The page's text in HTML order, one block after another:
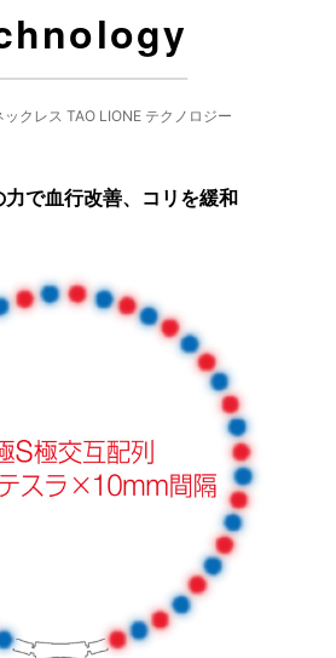
ックレス TAO LIONE テクノロジー
力で血行改善、コリを緩和